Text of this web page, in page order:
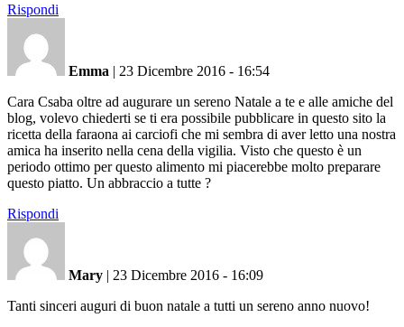
Rispondi
Emma | 23 Dicembre 2016 - 16:54
Cara Csaba oltre ad augurare un sereno Natale a te e alle amiche del
blog, volevo chiederti se ti era possibile pubblicare in questo sito la
ricetta della faraona ai carciofi che mi sembra di aver letto una nostra
amica ha inserito nella cena della vigilia. Visto che questo è un
periodo ottimo per questo alimento mi piacerebbe molto preparare
questo piatto. Un abbraccio a tutte ?
Rispondi
Mary | 23 Dicembre 2016 - 16:09
Tanti sinceri auguri di buon natale a tutti un sereno anno nuovo!